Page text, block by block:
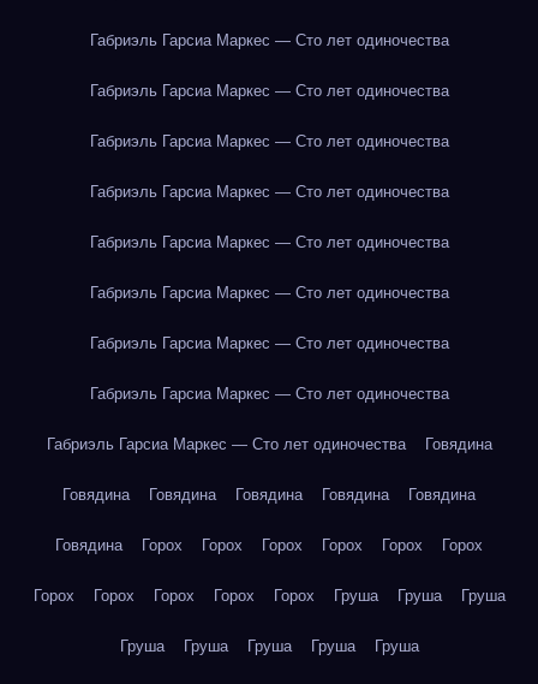
Габриэль Гарсиа Маркес — Сто лет одиночества
Габриэль Гарсиа Маркес — Сто лет одиночества
Габриэль Гарсиа Маркес — Сто лет одиночества
Габриэль Гарсиа Маркес — Сто лет одиночества
Габриэль Гарсиа Маркес — Сто лет одиночества
Габриэль Гарсиа Маркес — Сто лет одиночества
Габриэль Гарсиа Маркес — Сто лет одиночества
Габриэль Гарсиа Маркес — Сто лет одиночества
Габриэль Гарсиа Маркес — Сто лет одиночества Говядина
Говядина Говядина Говядина Говядина Говядина
Говядина Горох Горох Горох Горох Горох Горох
Горох Горох Горох Горох Горох Груша Груша Груша
Груша Груша Груша Груша Груша